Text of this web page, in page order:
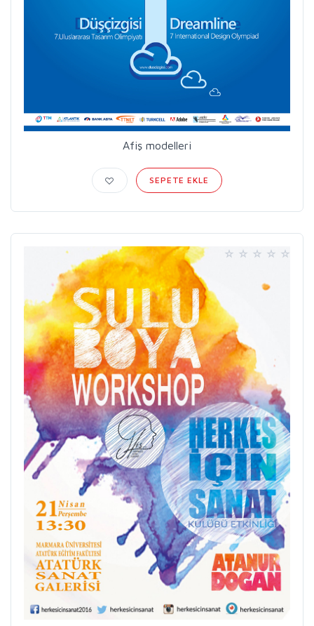
Afiş modelleri
SEPETE EKLE